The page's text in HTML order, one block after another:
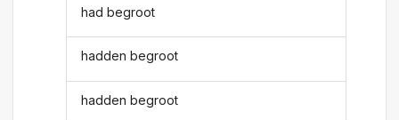
had begroot
hadden begroot
hadden begroot